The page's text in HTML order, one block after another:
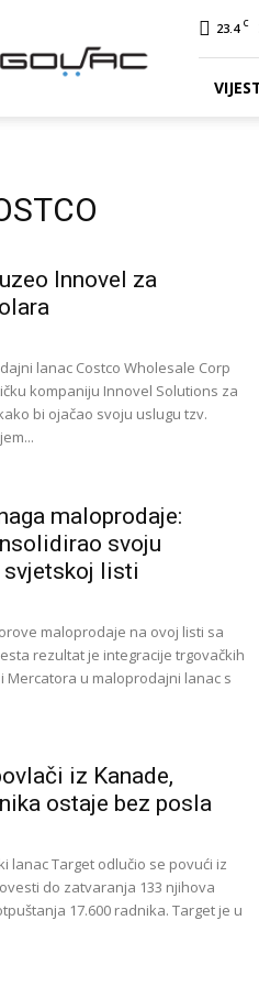
23.4 C
Innovel za
lanac Costco Wholesale Corp
kompaniju Innovel Solutions za
bi ojačao svoju uslugu tzv.
maloprodaje:
svoju
svjetskoj listi
maloprodaje na ovoj listi sa
rezultat je integracije trgovačkih
Mercatora u maloprodajni lanac s
iz Kanade,
ostaje bez posla
lanac Target odlučio se povući iz
do zatvaranja 133 njihova
17.600 radnika. Target je u